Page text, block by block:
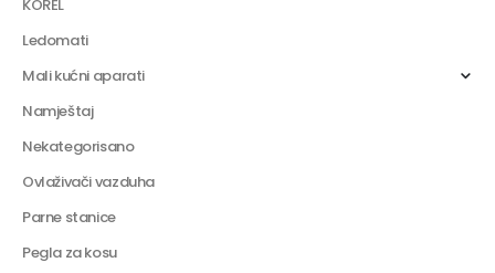
KOREL
Ledomati
Mali kućni aparati
Namještaj
Nekategorisano
Ovlaživači vazduha
Parne stanice
Pegla za kosu